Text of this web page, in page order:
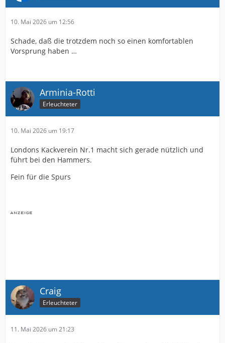
10. Mai 2026 um 12:56
Schade, daß die trotzdem noch so einen komfortablen
Vorsprung haben …
Arminia-Rotti
Erleuchteter
10. Mai 2026 um 19:17
Londons Kackverein Nr.1 macht sich gerade nützlich und
führt bei den Hammers.
Fein für die Spurs
Craig
Erleuchteter
11. Mai 2026 um 21:23